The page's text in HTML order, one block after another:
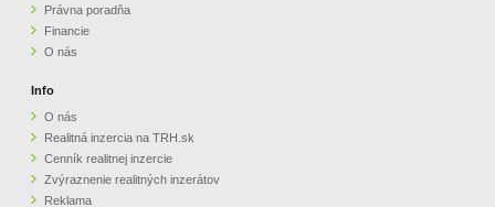
Právna poradňa
Financie
O nás
Info
O nás
Realitná inzercia na TRH.sk
Cenník realitnej inzercie
Zvýraznenie realitných inzerátov
Reklama